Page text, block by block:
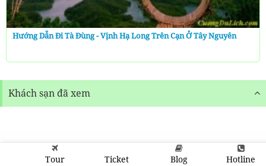
Hướng Dẫn Đi Tà Đùng - Vịnh Hạ Long Trên Cạn Ở Tây Nguyên
Khách sạn đã xem
Tour Ticket Blog Hotline